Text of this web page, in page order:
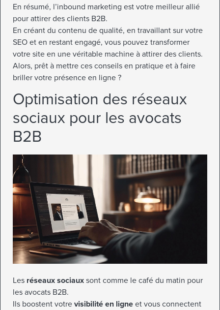
En résumé, l’inbound marketing est votre meilleur allié
pour attirer des clients B2B.
En créant du contenu de qualité, en travaillant sur votre
SEO et en restant engagé, vous pouvez transformer
votre site en une véritable machine à attirer des clients.
Alors, prêt à mettre ces conseils en pratique et à faire
briller votre présence en ligne ?
Optimisation des réseaux
sociaux pour les avocats
B2B
Les réseaux sociaux sont comme le café du matin pour
les avocats B2B.
Ils boostent votre visibilité en ligne et vous connectent